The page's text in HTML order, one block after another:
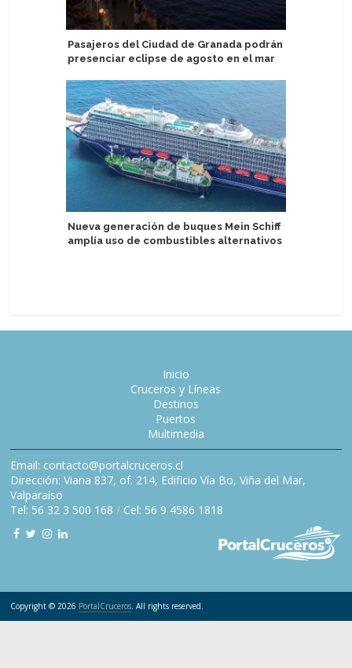
Pasajeros del Ciudad de Granada podrán
presenciar eclipse de agosto en el mar
Nueva generación de buques Mein Schiff
amplía uso de combustibles alternativos
Inicio
Cruceros y Líneas
Destinos
Puertos
Multimedia
Email: contacto@portalcruceros.cl
Dirección: Viana 837, of. 214, Edificio Vía Bo, Viña del Mar,
Valparaíso
Tel: 56 32 3 500 168 / Cel: 56 9 4586 1818
Copyright © 2026 PortalCruceros. All rights reserved.